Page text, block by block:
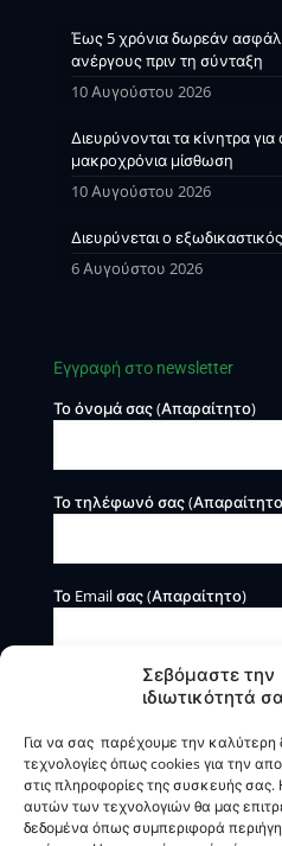
Σεβόμαστε την
ιδιωτικότητά
Για να σας παρέχουμε την καλύτερη
τεχνολογίες όπως cookies για την
στις πληροφορίες της συσκευής
αυτών των τεχνολογιών θα μας
δεδομένα όπως συμπεριφορά
Έως 5 χρόνια δωρεάν
ανέργους πριν τη σύνταξη
10 Αυγούστου 2026
Διευρύνονται τα κίνητρα για
μακροχρόνια μίσθωση
10 Αυγούστου 2026
Διευρύνεται ο
6 Αυγούστου 2026
Εγγραφή στο newsletter
Το όνομά σας (Απαραίτητο)
Το τηλέφωνό σας
Το Email σας (Απαραίτητο)
Η BOXmind παρέχει